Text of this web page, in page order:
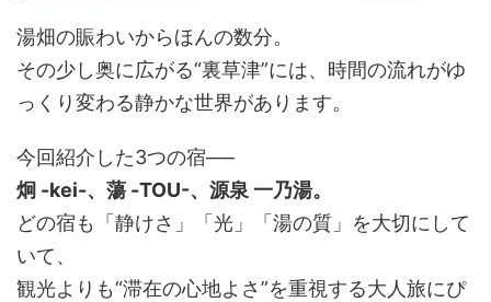
湯畑の賑わいからほんの数分。
その少し奥に広がる“裏草津”には、時間の流れがゆ
っくり変わる静かな世界があります。
今回紹介した3つの宿──
炯 -kei-、蕩 -TOU-、源泉 一乃湯。
どの宿も「静けさ」「光」「湯の質」を大切にして
いて、
観光よりも“滞在の心地よさ”を重視する大人旅にぴ